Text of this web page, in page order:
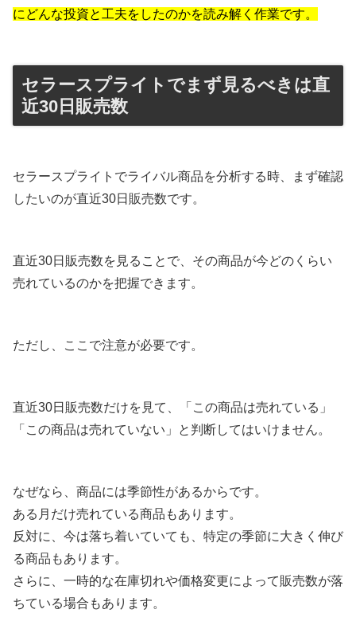
にどんな投資と工夫をしたのかを読み解く作業です。
セラースプライトでまず見るべきは直
近30日販売数
セラースプライトでライバル商品を分析する時、まず確認
したいのが直近30日販売数です。
直近30日販売数を見ることで、その商品が今どのくらい
売れているのかを把握できます。
ただし、ここで注意が必要です。
直近30日販売数だけを見て、「この商品は売れている」
「この商品は売れていない」と判断してはいけません。
なぜなら、商品には季節性があるからです。
ある月だけ売れている商品もあります。
反対に、今は落ち着いていても、特定の季節に大きく伸び
る商品もあります。
さらに、一時的な在庫切れや価格変更によって販売数が落
ちている場合もあります。